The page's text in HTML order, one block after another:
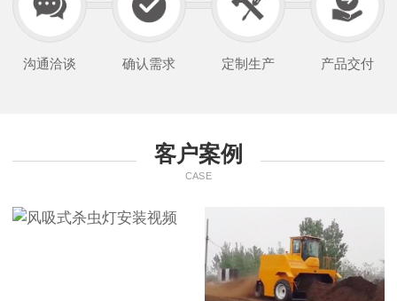
沟通洽谈 确认需求 定制生产 产品交付
客户案例
CASE